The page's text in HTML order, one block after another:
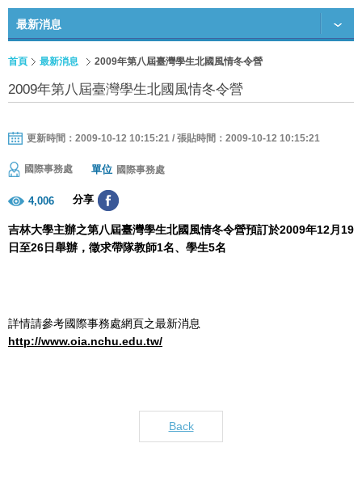
最新消息
首頁 最新消息 2009年第八屆臺灣學生北國風情冬令營
2009年第八屆臺灣學生北國風情冬令營
更新時間：2009-10-12 10:15:21 / 張貼時間：2009-10-12 10:15:21
國際事務處 單位 國際事務處
4,006 分享
吉林大學主辦之第八屆臺灣學生北國風情冬令營預訂於2009年12月19
日至26日舉辦，徵求帶隊教師1名、學生5名
詳情請參考國際事務處網頁之最新消息
http://www.oia.nchu.edu.tw/
Back